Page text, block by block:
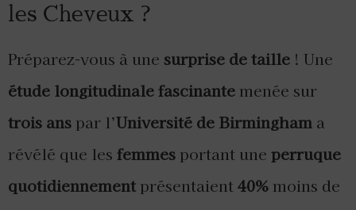
les Cheveux ?
Préparez-vous à une surprise de taille ! Une
étude longitudinale fascinante menée sur
trois ans par l’Université de Birmingham a
révélé que les femmes portant une perruque
quotidiennement présentaient 40% moins de